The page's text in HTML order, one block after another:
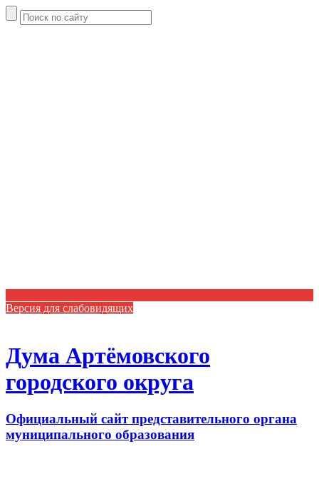
Версия для слабовидящих
Дума Артёмовского
городского округа
Официальный сайт представительного органа
муниципального образования